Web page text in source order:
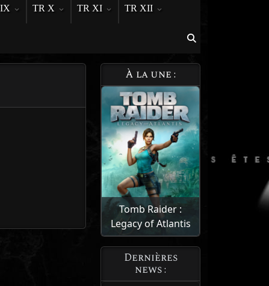
TR X TR XI TR XII
À la une :
Tomb Raider :
Legacy of Atlantis
Dernières
news :